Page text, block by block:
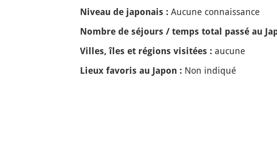
Niveau de japonais : Aucune connaissance
Nombre de séjours / temps total passé au
Villes, îles et régions visitées : aucune
Lieux favoris au Japon : Non indiqué